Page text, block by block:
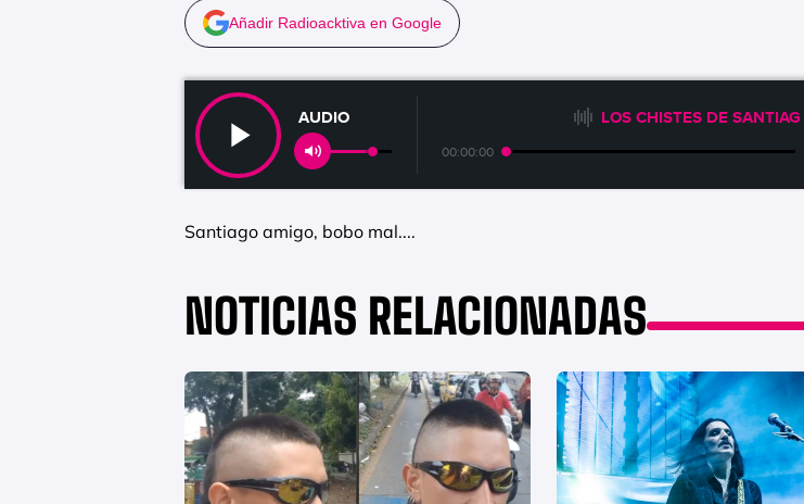
Añadir Radioacktiva en Google
AUDIO LOS CHISTES DE SANTIAGO
00:00:00
Santiago amigo, bobo mal....
NOTICIAS RELACIONADAS